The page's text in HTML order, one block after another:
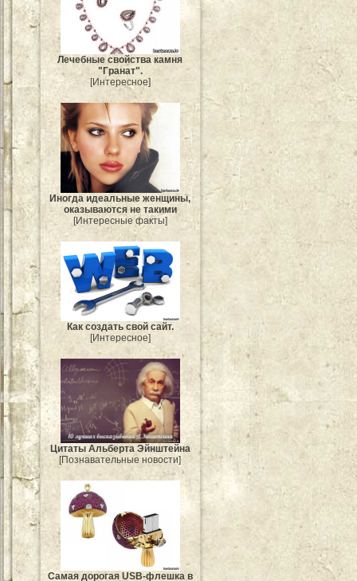
Лечебные свойства камня
"Гранат".
[Интересное]
Иногда идеальные женщины,
оказываются не такими
[Интересные факты]
Как создать свой сайт.
[Интересное]
Цитаты Альберта Эйнштейна
[Познавательные новости]
Самая дорогая USB-флешка в